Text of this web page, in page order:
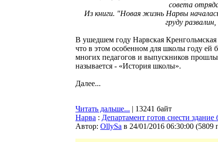
совета
Из книги. "Новая жизнь Нарвы
груду
В ушедшем году Нарвская Кренгольмская
что в этом особенном для школы году
многих педагогов и выпускников
называется - «История школы».
Далее...
Читать дальше... | 13241 байт
Нарва : Департамент готов снести
Автор: OllySa в 24/01/2016 06:30:00 (5809